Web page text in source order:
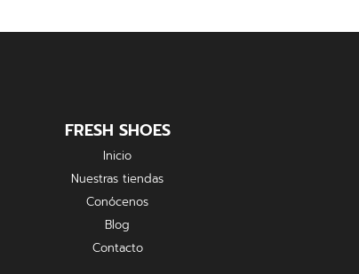
FRESH SHOES
Inicio
Nuestras tiendas
Conócenos
Blog
Contacto